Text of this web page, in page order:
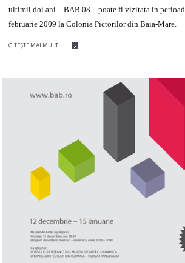
ultimii doi ani – BAB 08 – poate fi vizitata in
februarie 2009 la Colonia Pictorilor din Baia-Mare.
CITEŞTE MAI MULT